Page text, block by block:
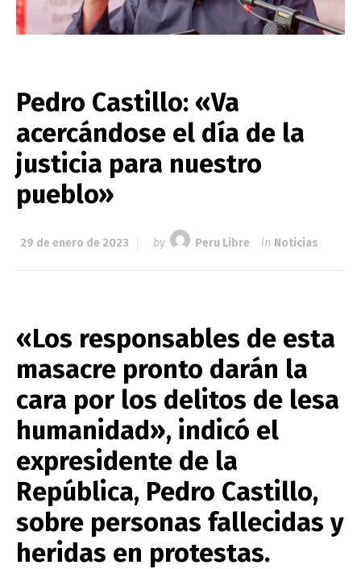
Pedro Castillo: «Va
acercándose el día de la
justicia para nuestro
pueblo»
29 de enero de 2023 by Peru Libre in Noticias
«Los responsables de esta
masacre pronto darán la
cara por los delitos de lesa
humanidad», indicó el
expresidente de la
República, Pedro Castillo,
sobre personas fallecidas y
heridas en protestas.